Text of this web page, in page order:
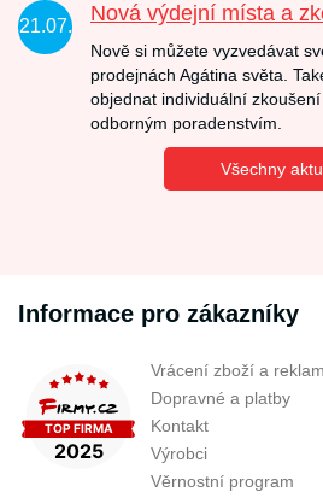
21.07.
Nová výdejní místa a
Nově si můžete vyzvedávat
prodejnách Agátina světa.
objednat individuální
odborným poradenstvím.
Všechny
Informace pro zákazníky
Vrácení zboží a
Dopravné a platby
Kontakt
Výrobci
Věrnostní program